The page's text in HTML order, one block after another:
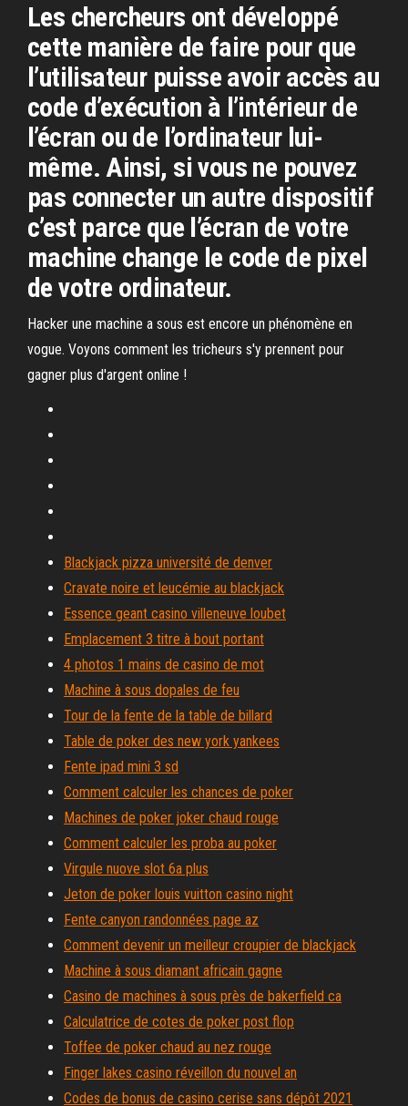
Les chercheurs ont développé
cette manière de faire pour que
l’utilisateur puisse avoir accès au
code d’exécution à l’intérieur de
l’écran ou de l’ordinateur lui-
même. Ainsi, si vous ne pouvez
pas connecter un autre dispositif
c’est parce que l’écran de votre
machine change le code de pixel
de votre ordinateur.
Hacker une machine a sous est encore un phénomène en
vogue. Voyons comment les tricheurs s'y prennent pour
gagner plus d'argent online !
Blackjack pizza université de denver
Cravate noire et leucémie au blackjack
Essence geant casino villeneuve loubet
Emplacement 3 titre à bout portant
4 photos 1 mains de casino de mot
Machine à sous dopales de feu
Tour de la fente de la table de billard
Table de poker des new york yankees
Fente ipad mini 3 sd
Comment calculer les chances de poker
Machines de poker joker chaud rouge
Comment calculer les proba au poker
Virgule nuove slot 6a plus
Jeton de poker louis vuitton casino night
Fente canyon randonnées page az
Comment devenir un meilleur croupier de blackjack
Machine à sous diamant africain gagne
Casino de machines à sous près de bakerfield ca
Calculatrice de cotes de poker post flop
Toffee de poker chaud au nez rouge
Finger lakes casino réveillon du nouvel an
Codes de bonus de casino cerise sans dépôt 2021